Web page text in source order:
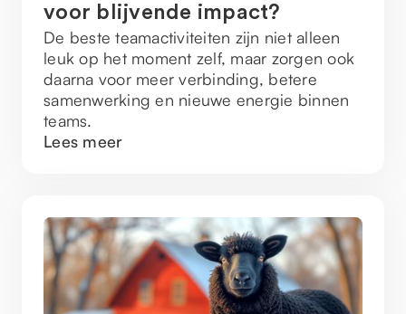
voor blijvende impact?
De beste teamactiviteiten zijn niet alleen
leuk op het moment zelf, maar zorgen ook
daarna voor meer verbinding, betere
samenwerking en nieuwe energie binnen
teams.
Lees meer